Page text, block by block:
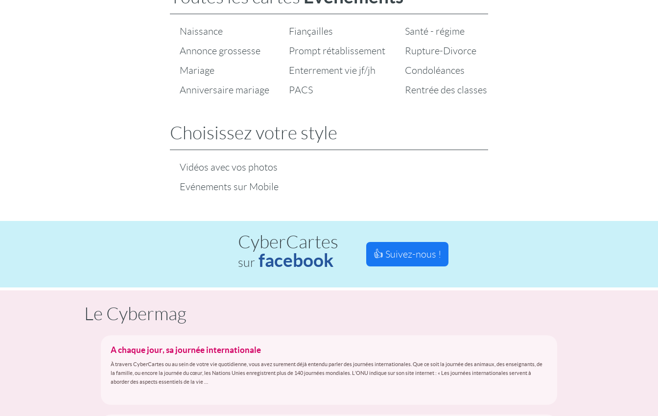
Naissance
Annonce grossesse
Mariage
Anniversaire mariage
Fiançailles
Prompt rétablissement
Enterrement vie jf/jh
PACS
Santé - régime
Rupture-Divorce
Condoléances
Rentrée des classes
Choisissez votre style
Vidéos avec vos photos
Evénements sur Mobile
CyberCartes
sur facebook 👍 Suivez-nous !
Le Cybermag
A chaque jour, sa journée internationale
À travers CyberCartes ou au sein de votre vie quotidienne, vous avez surement déjà entendu parler des journées internationales. Que ce soit la journée des animaux, des enseignants, de
la famille, ou encore la journée du cœur, les Nations Unies enregistrent plus de 140 journées mondiales. L’ONU indique sur son site internet : « Les journées internationales servent à
aborder des aspects essentiels de la vie …